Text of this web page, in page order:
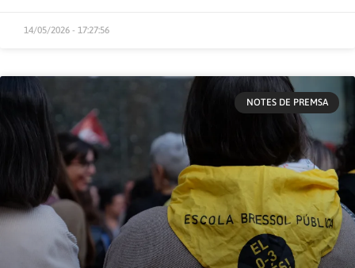
14/05/2026 - 17:27:56
NOTES DE PREMSA